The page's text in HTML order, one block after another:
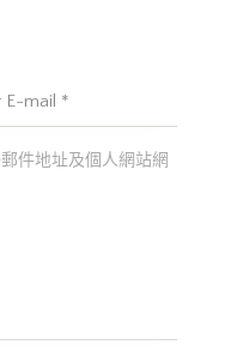
件地址及個人網站網